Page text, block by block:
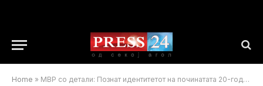
Home » МВР со детали: Познат идентитетот на починатата 20-годишна девојка